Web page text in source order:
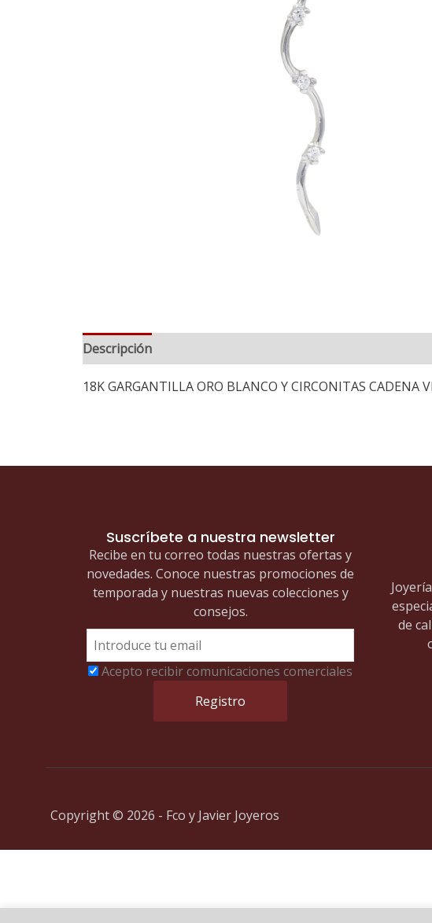
Descripción
18K GARGANTILLA ORO BLANCO Y CIRCONITAS CADENA
Suscríbete a nuestra newsletter
Recibe en tu correo todas nuestras ofertas y
novedades. Conoce nuestras promociones de
temporada y nuestras nuevas colecciones y
consejos.
Acepto recibir comunicaciones comerciales
de
Copyright © 2026 - Fco y Javier Joyeros